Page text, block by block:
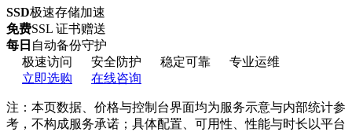
SSD极速存储加速
免费SSL 证书赠送
每日 自动备份守护
极速访问
安全防护 稳定可靠
专业运维
立即选购
在线咨询
注：本页数据、价格与控制台界面均为服务示意与内部统计参
考，不构成服务承诺；具体配置、可用性、性能与时长以平台